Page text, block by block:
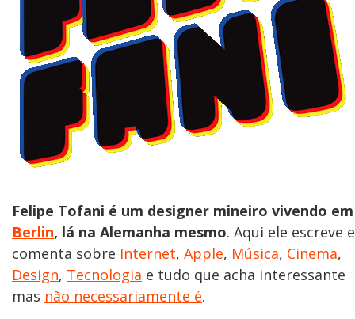
Felipe Tofani é um designer mineiro vivendo em
Berlin, lá na Alemanha mesmo. Aqui ele escreve e
comenta sobre Internet, Apple, Música, Cinema,
Design, Tecnologia e tudo que acha interessante
mas não necessariamente é.